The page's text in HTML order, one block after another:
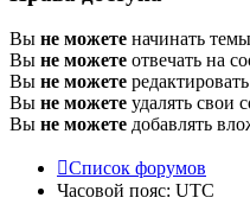
Вы не можете начинать темы
Вы не можете отвечать на
Вы не можете
Вы не можете удалять свои
Вы не можете добавлять
Список форумов
Часовой пояс: UTC